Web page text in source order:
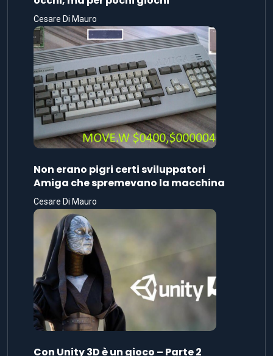
Cesare Di Mauro
Non erano pigri certi sviluppatori
Amiga che spremevano la macchina
Cesare Di Mauro
Con Unity 3D è un gioco – Parte 2